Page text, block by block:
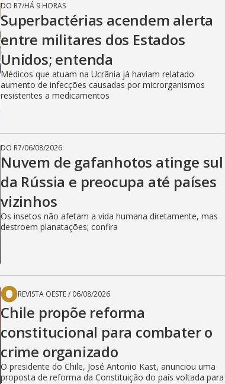
DO R7/HÁ 9 HORAS
Superbactérias acendem alerta
entre militares dos Estados
Unidos; entenda
Médicos que atuam na Ucrânia já haviam relatado
aumento de infecções causadas por microrganismos
resistentes a medicamentos
DO R7/06/08/2026
Nuvem de gafanhotos atinge sul
da Rússia e preocupa até países
vizinhos
Os insetos não afetam a vida humana diretamente, mas
destroem planatações; confira
REVISTA OESTE/ 06/08/2026
Chile propõe reforma
constitucional para combater o
crime organizado
O presidente do Chile, José Antonio Kast, anunciou uma
proposta de reforma da Constituição do país voltada para